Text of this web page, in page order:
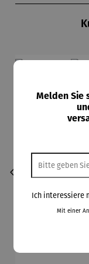
Melden Sie
Ich interessiere
Mit einer